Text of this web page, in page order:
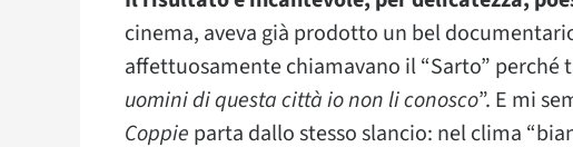
cinema, aveva già prodotto un bel
affettuosamente chiamavano il “Sarto”
uomini di questa città io non li conosco”. E mi
Coppie parta dallo stesso slancio: nel clima